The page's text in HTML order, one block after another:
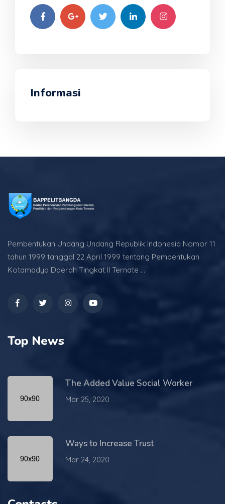
Informasi
Pembentukan Undang Undang Republik Indonesia Nomor 11
tahun 1999 tanggal 22 April 1999 tentang Pembentukan
Kotamadya Daerah Tingkat II Ternate ...
Top News
The Added Value Social Worker
Mar 25, 2020
Ways to Increase Trust
Mar 24, 2020